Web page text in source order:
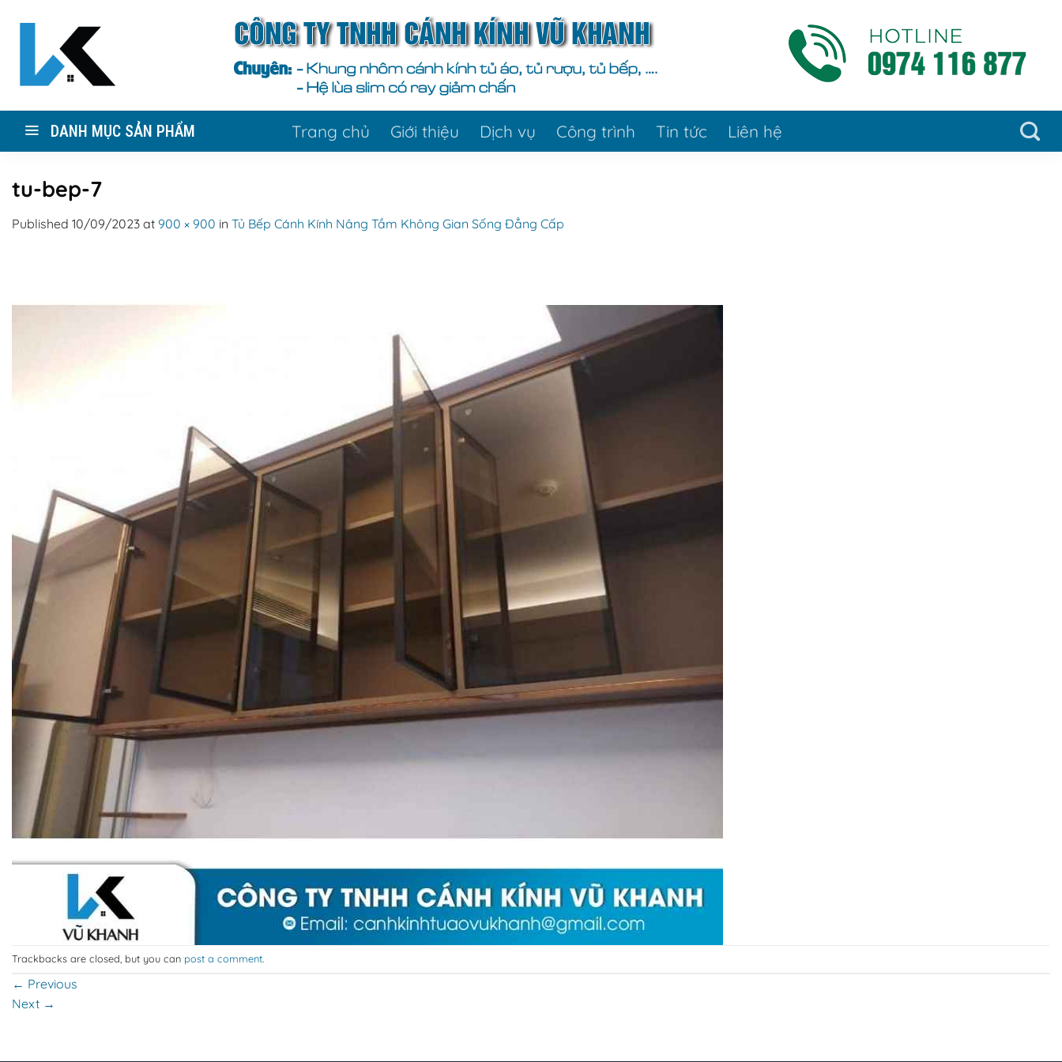
DANH MỤC SẢN PHẨM Trang chủ Giới thiệu Dịch vụ Công trình Tin tức Liên hệ
tu-bep-7
Published 10/09/2023 at 900 × 900 in Tủ Bếp Cánh Kính Nâng Tầm Không Gian Sống Đẳng Cấp
Trackbacks are closed, but you can post a comment.
← Previous
Next →